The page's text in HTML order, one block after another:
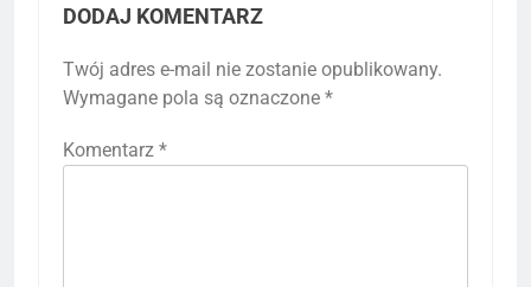
DODAJ KOMENTARZ
Twój adres e-mail nie zostanie opublikowany.
Wymagane pola są oznaczone *
Komentarz *